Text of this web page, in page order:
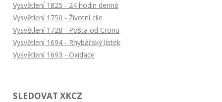
Vysvětlení 1825 - 24 hodin denně
Vysvětlení 1750 - Životní cíle
Vysvětlení 1728 - Pošta od Cronu
Vysvětlení 1694 - Rhybářský lístek
Vysvětlení 1693 - Oxidace
SLEDOVAT XKCZ